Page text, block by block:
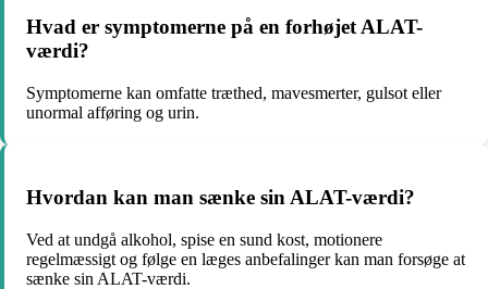
Hvad er symptomerne på en forhøjet ALAT-
værdi?
Symptomerne kan omfatte træthed, mavesmerter, gulsot eller
unormal afføring og urin.
Hvordan kan man sænke sin ALAT-værdi?
Ved at undgå alkohol, spise en sund kost, motionere
regelmæssigt og følge en læges anbefalinger kan man forsøge at
sænke sin ALAT-værdi.